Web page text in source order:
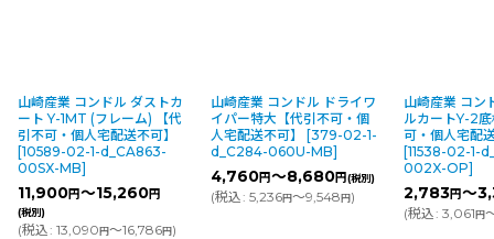
山崎産業 コンドル ダストカ
ート Y-1MT (フレーム) 【代
引不可・個人宅配送不可】
[10589-02-1-d_CA863-
00SX-MB]
11,900円～15,260円
(税別)
(税込: 13,090円～16,786円)
山崎産業 コンドル ドライワ
イパー特大【代引不可・個
人宅配送不可】
[379-02-1-
d_C284-060U-MB]
4,760円～8,680円(税別)
(税込: 5,236円～9,548円)
山崎産業 コン
ルカートY-2
可・個人宅配
[11538-02-1-
002X-OP]
2,783円～
(税込: 3,061円